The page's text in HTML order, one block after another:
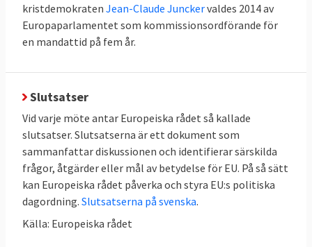
kristdemokraten Jean-Claude Junckervaldes 2014 av
Europaparlamentet som kommissionsordförande för
en mandattid på fem år.
Slutsatser
Vid varje möte antar Europeiska rådet så kallade
slutsatser. Slutsatserna är ett dokument som
sammanfattar diskussionen och identifierar särskilda
frågor, åtgärder eller mål av betydelse för EU. På så sätt
kan Europeiska rådet påverka och styra EU:s politiska
dagordning. Slutsatserna på svenska.
Källa: Europeiska rådet